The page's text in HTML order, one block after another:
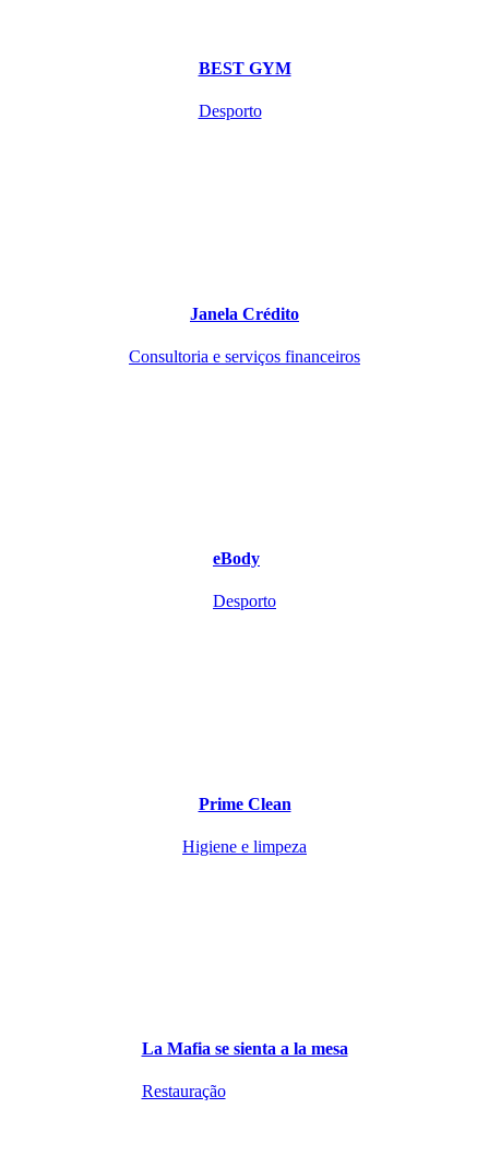
BEST GYM
Desporto
Janela Crédito
Consultoria e serviços financeiros
eBody
Desporto
Prime Clean
Higiene e limpeza
La Mafia se sienta a la mesa
Restauração